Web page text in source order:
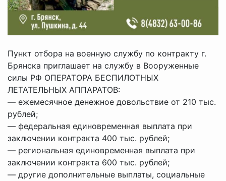
Пункт отбора на военную службу по контракту г.
Брянска приглашает на службу в Вооруженные
силы РФ ОПЕРАТОРА БЕСПИЛОТНЫХ
ЛЕТАТЕЛЬНЫХ АППАРАТОВ:
— ежемесячное денежное довольствие от 210 тыс.
рублей;
— федеральная единовременная выплата при
заключении контракта 400 тыс. рублей;
— региональная единовременная выплата при
заключении контракта 600 тыс. рублей;
— другие дополнительные выплаты, социальные